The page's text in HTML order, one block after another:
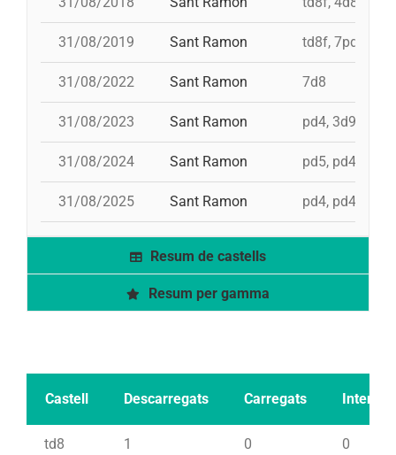
31/08/2019 Sant Ramon td8f, 7pd5, pd5
31/08/2022 Sant Ramon 7d8
31/08/2023 Sant Ramon pd4,
31/08/2024 Sant Ramon pd5, pd4, 4d8,
31/08/2025 Sant Ramon pd4, pd4,
Resum de castells
Resum per gamma
Castell Descarregats Carregats Intents
td8 1 0 0